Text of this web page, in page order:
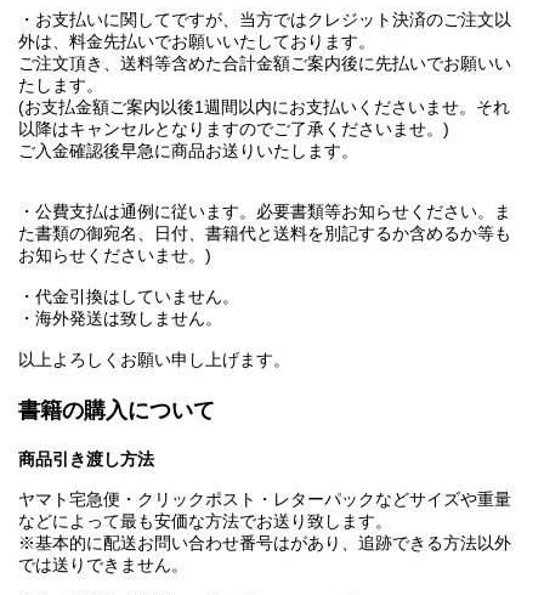
・お支払いに関してですが、当方ではクレジット決済のご注文以
外は、料金先払いでお願いいたしております。
ご注文頂き、送料等含めた合計金額ご案内後に先払いでお願いい
たします。
(お支払金額ご案内以後1週間以内にお支払いくださいませ。それ
以降はキャンセルとなりますのでご了承くださいませ。)
ご入金確認後早急に商品お送りいたします。
・公費支払は通例に従います。必要書類等お知らせください。ま
た書類の御宛名、日付、書籍代と送料を別記するか含めるか等も
お知らせくださいませ。)
・代金引換はしていません。
・海外発送は致しません。
以上よろしくお願い申し上げます。
書籍の購入について
商品引き渡し方法
ヤマト宅急便・クリックポスト・レターパックなどサイズや重量
などによって最も安価な方法でお送り致します。
※基本的に配送お問い合わせ番号はがあり、追跡できる方法以外
では送りできません。